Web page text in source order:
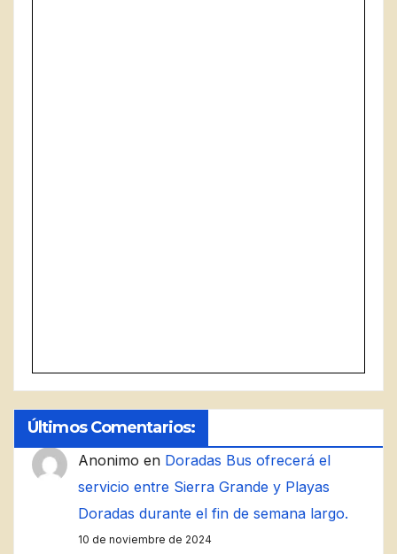
Últimos Comentarios:
Anonimo en Doradas Bus ofrecerá el
servicio entre Sierra Grande y Playas
Doradas durante el fin de semana largo.
10 de noviembre de 2024